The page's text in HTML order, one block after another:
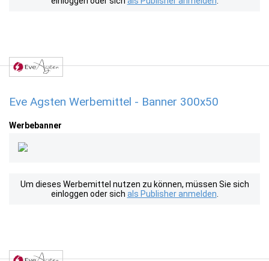
Eve Agsten Werbemittel - Banner 300x50
Werbebanner
Um dieses Werbemittel nutzen zu können, müssen Sie sich
einloggen oder sich als Publisher anmelden